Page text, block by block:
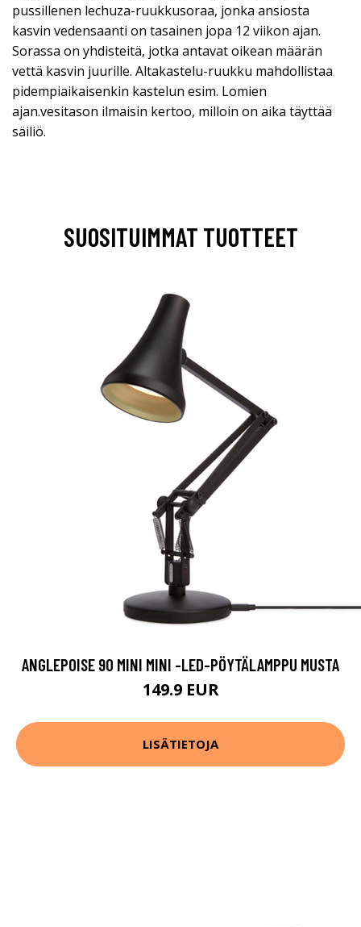
pussillenen lechuza-ruukkusoraa, jonka ansiosta
kasvin vedensaanti on tasainen jopa 12 viikon ajan.
Sorassa on yhdisteitä, jotka antavat oikean määrän
vettä kasvin juurille. Altakastelu-ruukku mahdollistaa
pidempiaikaisenkin kastelun esim. Lomien
ajan.vesitason ilmaisin kertoo, milloin on aika täyttää
säiliö.
SUOSITUIMMAT TUOTTEET
ANGLEPOISE 90 MINI MINI -LED-PÖYTÄLAMPPU MUSTA
149.9 EUR
LISÄTIETOJA